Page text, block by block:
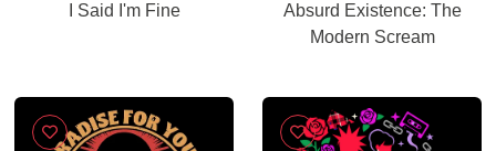
I Said I'm Fine
Absurd Existence: The
Modern Scream